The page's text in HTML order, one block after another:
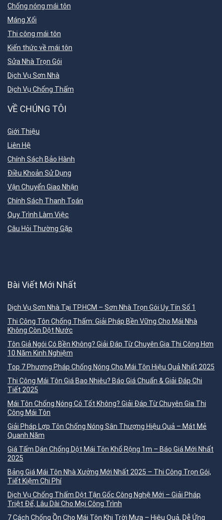
Chống nóng mái tôn
Máng Xối
Thi công mái tôn
Kiến thức về mái tôn
Sửa Nhà Trọn Gói
Dịch Vụ Sơn Nhà
Dịch Vụ Chống Thấm
VỀ CHÚNG TÔI
Giới Thiệu
Liên Hệ
Chính Sách Bảo Hành
Điều Khoản Sử Dụng
Vận Chuyển Giao Nhận
Chính Sách Thanh Toán
Quy Trình Làm Việc
Câu Hỏi Thường Gặp
Bài Viết Mới Nhất
Dịch Vụ Sơn Nhà Tại TP.HCM – Sơn Nhà Trọn Gói Uy Tín Số 1
Thi Công Tôn Chống Thấm: Giải Pháp Bền Vững Cho Mái Nhà
Không Còn Dột Nước
Tôn Giả Ngói Có Bền Không? Giải Đáp Từ Chuyên Gia Thi Công Hơn
10 Năm Kinh Nghiệm
Top 7 Phương Pháp Chống Nóng Cho Mái Tôn Hiệu Quả Nhất 2025
Thi Công Mái Tôn Giá Bao Nhiêu? Báo Giá Chuẩn & Giải Đáp Chi
Tiết 2025
Mái Tôn Chống Nóng Có Tốt Không? Giải Đáp Từ Chuyên Gia Thi
Công Mái Tôn
Giải Pháp Lợp Tôn Chống Nóng Sân Thượng Hiệu Quả – Mát Mẻ
Quanh Năm
Giá Tấm Dán Chống Dột Mái Tôn Khổ Rộng 1m – Báo Giá Mới Nhất
2025
Bảng Giá Mái Tôn Nhà Xưởng Mới Nhất 2025 – Thi Công Trọn Gói,
Tiết Kiệm Chi Phí
Dịch Vụ Chống Thấm Dột Tận Gốc Công Nghệ Mới – Giải Pháp
Triệt Để, Lâu Dài Cho Mọi Công Trình
7 Cách Chống Ồn Cho Mái Tôn Khi Trời Mưa – Hiệu Quả, Dễ Ứng